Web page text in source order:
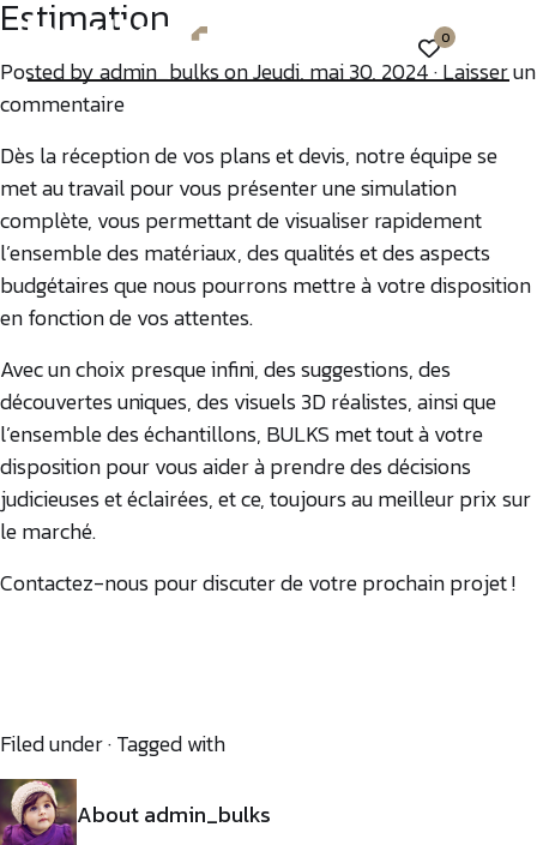
0
Estimation
Posted byadmin_bulkson Jeudi, mai 30, 2024 ·Laisser un
commentaire
Dès la réception de vos plans et devis, notre équipe se
met au travail pour vous présenter une simulation
complète, vous permettant de visualiser rapidement
l’ensemble des matériaux, des qualités et des aspects
budgétaires que nous pourrons mettre à votre disposition
en fonction de vos attentes.
Avec un choix presque infini, des suggestions, des
découvertes uniques, des visuels 3D réalistes, ainsi que
l’ensemble des échantillons, BULKS met tout à votre
disposition pour vous aider à prendre des décisions
judicieuses et éclairées, et ce, toujours au meilleur prix sur
le marché.
Contactez-nous pour discuter de votre prochain projet !
Filed under · Tagged with
About admin_bulks